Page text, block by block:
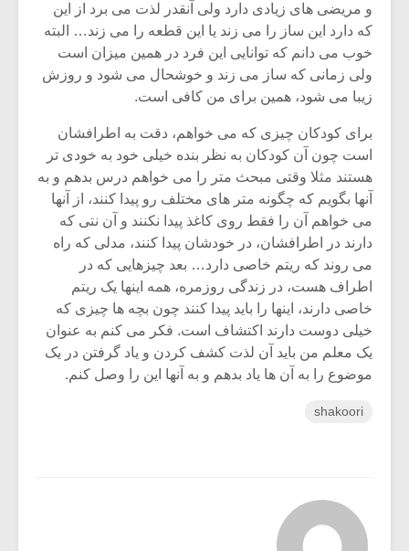
و مریضی های زیادی دارد ولی آنقدر لذت می برد از این
که دارد این ساز را می زند یا این قطعه را می زند… البته
خوب می دانم که توانایی این فرد در همین میزان است
ولی زمانی که ساز می زند و خوشحال می شود و روزش
زیبا می شود، همین برای من کافی است.
برای کودکان چیزی که می خواهم، دقت به اطرافشان
است چون آن کودکان به نظر بنده خیلی خود به خودی تر
هستند مثلا وقتی مبحث متر را می خواهم درس بدهم و به
آنها بگویم که چگونه متر های مختلف رو پیدا کنند، از آنها
می خواهم آن را فقط روی کاغذ پیدا نکنند و آن نتی که
دارند در اطرافشان، در خودشان پیدا کنند، مدلی که راه
می روند که ریتم خاصی دارد… بعد چیزهایی که در
اطراف هست، در زندگی روزمره، همه اینها یک ریتم
خاصی دارند، اینها را باید پیدا کنند چون بچه ها چیزی که
خیلی دوست دارند اکتشاف است. فکر می کنم به عنوان
یک معلم من باید آن لذت کشف کردن و یاد گرفتن در یک
موضوع را به آن ها یاد بدهم و به آنها این را وصل کنم.
shakoori